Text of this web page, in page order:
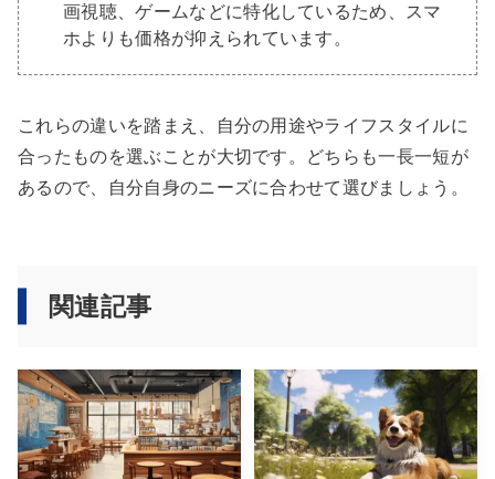
画視聴、ゲームなどに特化しているため、スマ
ホよりも価格が抑えられています。
これらの違いを踏まえ、自分の用途やライフスタイルに
合ったものを選ぶことが大切です。どちらも一長一短が
あるので、自分自身のニーズに合わせて選びましょう。
関連記事